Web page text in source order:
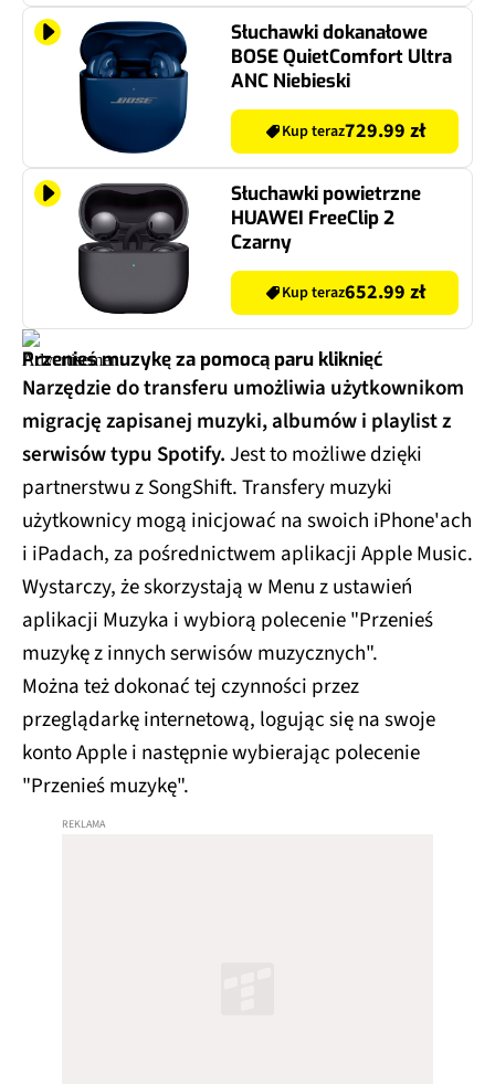
Słuchawki dokanałowe
BOSE QuietComfort Ultra
ANC Niebieski
Kup teraz729.99 zł
Słuchawki powietrzne
HUAWEI FreeClip 2
Czarny
Kup teraz652.99 zł
Przenieś muzykę za pomocą paru kliknięć
Narzędzie do transferu umożliwia użytkownikom
migrację zapisanej muzyki, albumów i playlist z
serwisów typu Spotify.Jest to możliwe dzięki
partnerstwu z SongShift. Transfery muzyki
użytkownicy mogą inicjować na swoich iPhone'ach
i iPadach, za pośrednictwem aplikacji Apple Music.
Wystarczy, że skorzystają w Menu z ustawień
aplikacji Muzyka i wybiorą polecenie "Przenieś
muzykę z innych serwisów muzycznych".
Można też dokonać tej czynności przez
przeglądarkę internetową, logując się na swoje
konto Apple i następnie wybierając polecenie
"Przenieś muzykę".